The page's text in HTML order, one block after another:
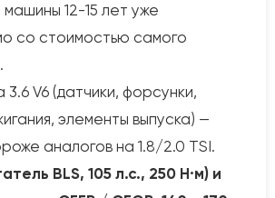
12-15 лет уже
со стоимостью самого
3.6 V6 (датчики, форсунки,
элементы выпуска) —
аналогов на 1.8/2.0 TSI.
BLS, 105 л.с., 250 Н·м) и